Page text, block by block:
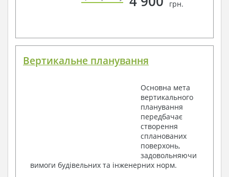
грн.
Вертикальне планування
Основна мета
вертикального
планування
передбачає
створення
спланованих
поверхонь,
задовольняючи
вимоги будівельних та інженерних норм.